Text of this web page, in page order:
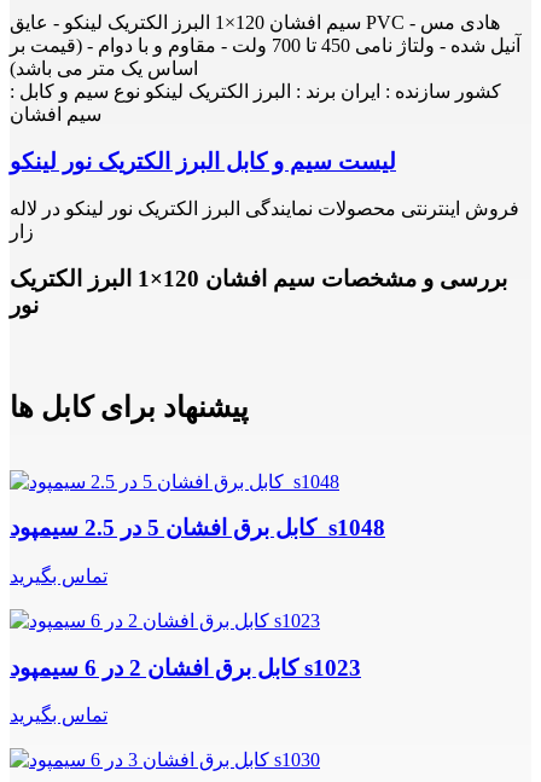
سیم افشان 120×1 البرز الکتریک لینکو - عایق PVC - هادی مس
آنیل شده - ولتاژ نامی 450 تا 700 ولت - مقاوم و با دوام - (قیمت بر
اساس یک متر می باشد)
کشور سازنده : ایران برند : البرز الکتریک لینکو نوع سیم و کابل :
سیم افشان
لیست سیم و کابل البرز الکتریک نور لینکو
فروش اینترنتی محصولات نمایندگی البرز الکتریک نور لینکو در لاله
زار
بررسی و مشخصات سیم افشان 120×1 البرز الکتریک
نور
پیشنهاد برای کابل ها
کابل برق افشان 5 در 2.5 سیمپود s1048
تماس بگیرید
کابل برق افشان 2 در 6 سیمپود s1023
تماس بگیرید